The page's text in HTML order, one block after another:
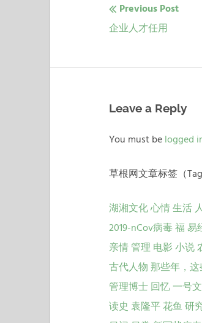
文
导
航
Previous Post
Previous
企业人才任用
Leave a Reply
You must belogged
草根网文章标签（
湖湘文化心情生活
2019-nCov病毒福易
亲情管理电影小说
古代人物 那些年，
管理博士回忆一号
读史袁隆平花鱼研